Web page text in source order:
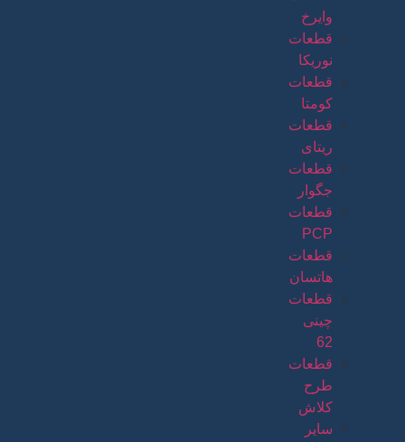
وایرخ
قطعات
نوریکا
قطعات
کومتا
قطعات
ریتای
قطعات
جگوار
قطعات
PCP
قطعات
هاتسان
قطعات
چینی
62
قطعات
طرح
کلاش
سایر